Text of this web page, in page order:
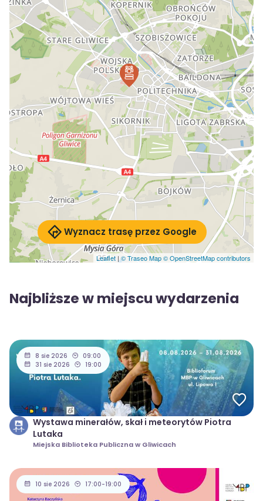
Leaflet | © Traseo Map© OpenStreetMap contributors
Wyznacz trasę przez Google
Najbliższe w miejscu wydarzenia
8 sie 2026
09:00
31 sie 2026
19:00
Wystawa minerałów, skał i meteorytów Piotra
Lutaka
Miejska Biblioteka Publiczna w Gliwicach
10 sie 2026 17:00-19:00